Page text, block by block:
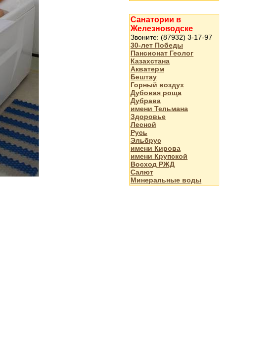
Санатории в
Железноводске
Звоните: (87932) 3-17-97
30-лет Победы
Пансионат Геолог
Казахстана
Акватерм
Бештау
Горный воздух
Дубовая роща
Дубрава
имени Тельмана
Здоровье
Лесной
Русь
Эльбрус
имени Кирова
имени Крупской
Восход РЖД
Салют
Минеральные воды